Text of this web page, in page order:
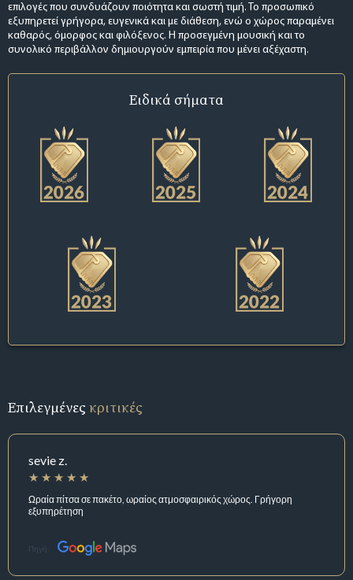
επιλογές που συνδυάζουν ποιότητα και σωστή τιμή. Το προσωπικό
εξυπηρετεί γρήγορα, ευγενικά και με διάθεση, ενώ ο χώρος παραμένει
καθαρός, όμορφος και φιλόξενος. Η προσεγμένη μουσική και το
συνολικό περιβάλλον δημιουργούν εμπειρία που μένει αξέχαστη.
Ειδικά σήματα
Επιλεγμένεςκριτικές
sevie z.
Ωραία πίτσα σε πακέτο, ωραίος ατμοσφαιρικός χώρος. Γρήγορη
εξυπηρέτηση
Πηγή: